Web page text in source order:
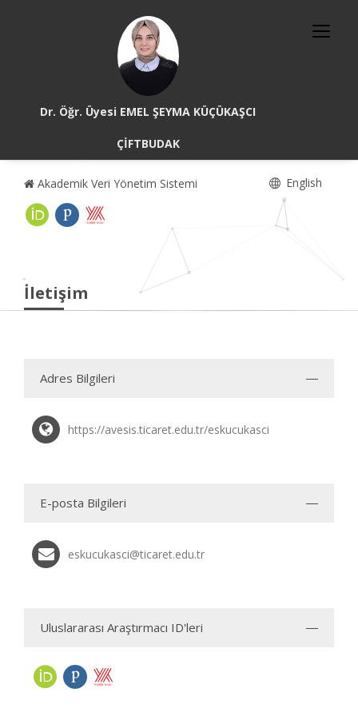
Dr. Öğr. Üyesi EMEL ŞEYMA KÜÇÜKAŞCI
ÇİFTBUDAK
Akademik Veri Yönetim Sistemi English
İletişim
Adres Bilgileri
https://avesis.ticaret.edu.tr/eskucukasci
E-posta Bilgileri
eskucukasci@ticaret.edu.tr
Uluslararası Araştırmacı ID'leri